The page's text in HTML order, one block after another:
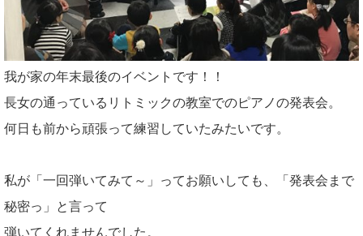
我が家の年末最後のイベントです！！
長女の通っているリトミックの教室でのピアノの発表会。
何日も前から頑張って練習していたみたいです。
私が「一回弾いてみて～」ってお願いしても、「発表会まで
秘密っ」と言って
弾いてくれませんでした。